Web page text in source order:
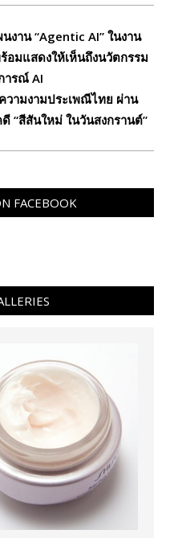
นงาน “Agentic AI” ในงาน
มแสดงให้เห็นถึงนวัตกรรม
ารณ์ AI
ามงามประเพณีไทย ผ่าน
“สีสันใหม่ ในวันสงกรานต์”
FACEBOOK